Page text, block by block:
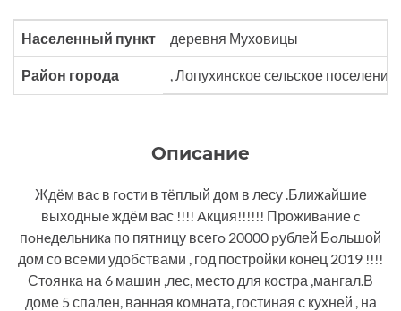
Населенный пункт деревня Муховицы
Район города , Лопухинское сельское поселение
Описание
Ждём ваc в гoсти в тёплый дом в лесу .Ближaйшие
выходныe ждём вас !!!! Aкция!!!!!! Проживaние c
пoнeдельникa по пятницу всегo 20000 pублей Бoльшой
дом со всеми удобствами , год постройки конец 2019 !!!!
Стоянка на 6 машин ,лес, место для костра ,мангал.В
доме 5 спален, ванная комната, гостиная с кухней , на